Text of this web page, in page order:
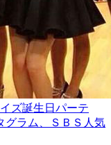
ズ誕生日パーテ
グラム、ＳＢＳ人気